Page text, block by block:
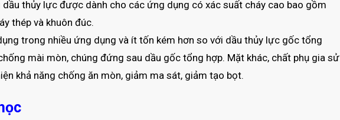
thủy lực được dành cho các ứng dụng có xác suất cháy cao bao gồm
thép và khuôn đúc.
trong nhiều ứng dụng và ít tốn kém hơn so với dầu thủy lực gốc tổng
mài mòn, chúng đứng sau dầu gốc tổng hợp. Mặt khác, chất phụ gia sử
khả năng chống ăn mòn, giảm ma sát, giảm tạo bọt.